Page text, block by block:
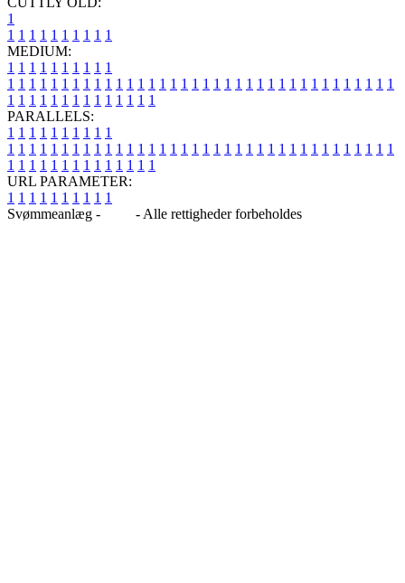
1
1 1 1 1 1 1 1 1 1 1
MEDIUM:
1 1 1 1 1 1 1 1 1 1
1 1 1 1 1 1 1 1 1 1 1 1 1 1 1 1 1 1 1 1 1 1 1 1 1 1 1 1 1 1 1 1 1 1 1 1
1 1 1 1 1 1 1 1 1 1 1 1 1 1
PARALLELS:
1 1 1 1 1 1 1 1 1 1
1 1 1 1 1 1 1 1 1 1 1 1 1 1 1 1 1 1 1 1 1 1 1 1 1 1 1 1 1 1 1 1 1 1 1 1
1 1 1 1 1 1 1 1 1 1 1 1 1 1
URL PARAMETER:
1 1 1 1 1 1 1 1 1 1
Svømmeanlæg -
- Alle rettigheder forbeholdes